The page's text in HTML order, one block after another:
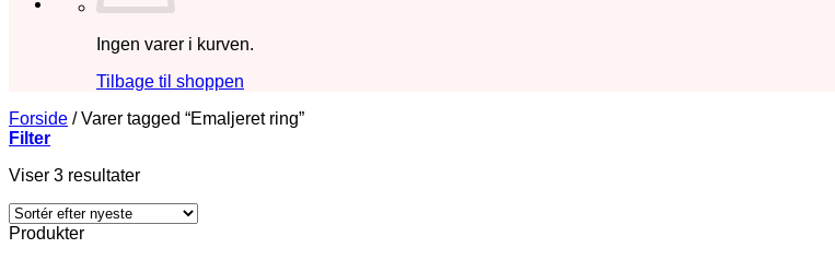
Ingen varer i kurven.
Tilbage til shoppen
Forside /Varer tagged “Emaljeret ring”
Filter
Viser 3 resultaterSorteret
seneste
Produkter